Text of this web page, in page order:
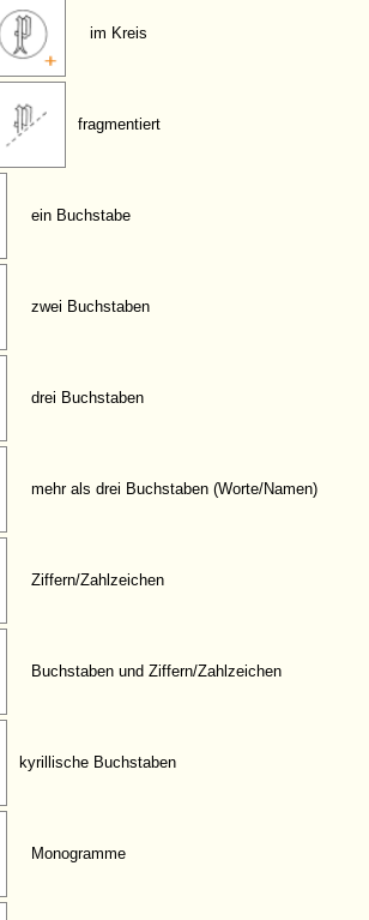
im Kreis
fragmentiert
ein Buchstabe
zwei Buchstaben
drei Buchstaben
mehr als drei Buchstaben (Worte/Namen)
Ziffern/Zahlzeichen
Buchstaben und Ziffern/Zahlzeichen
kyrillische Buchstaben
Monogramme